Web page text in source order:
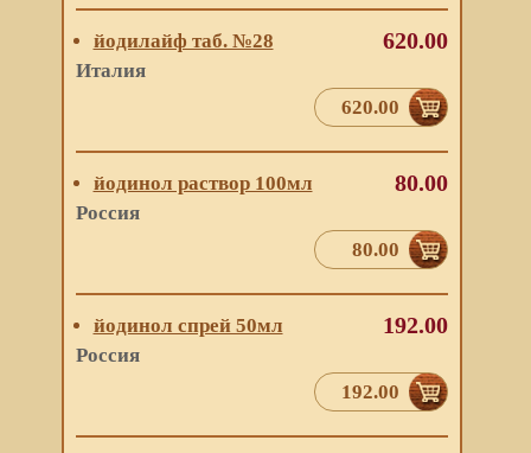
йодилайф таб. №28
Италия
620.00
620.00
йодинол раствор 100мл
Россия
80.00
80.00
йодинол спрей 50мл
Россия
192.00
192.00